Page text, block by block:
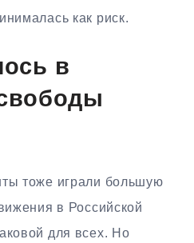
как риск.
в
тоже играли большую
в Российской
для всех. Но